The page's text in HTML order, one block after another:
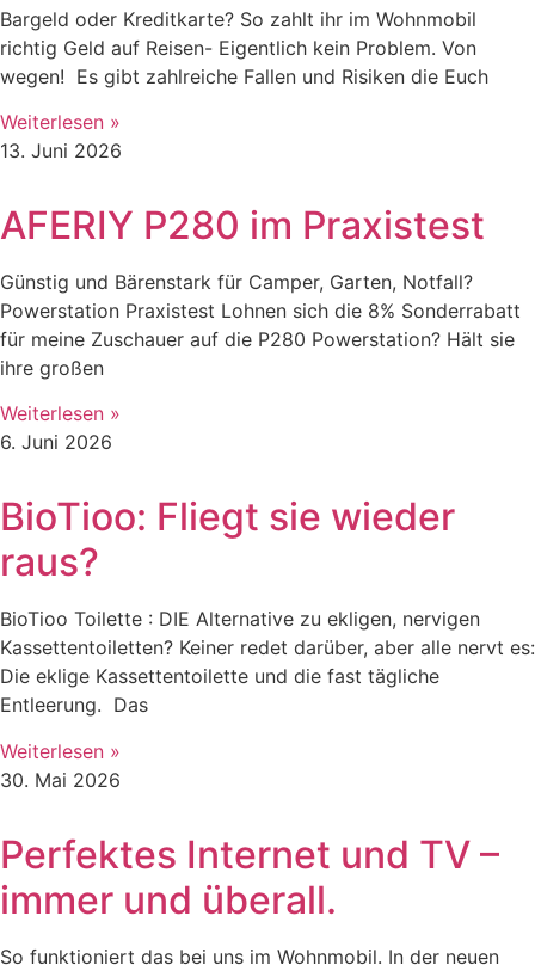
Bargeld oder Kreditkarte? So zahlt ihr im Wohnmobil
richtig Geld auf Reisen- Eigentlich kein Problem. Von
wegen! Es gibt zahlreiche Fallen und Risiken die Euch
Weiterlesen »
13. Juni 2026
AFERIY P280 im Praxistest
Günstig und Bärenstark für Camper, Garten, Notfall?
Powerstation Praxistest Lohnen sich die 8% Sonderrabatt
für meine Zuschauer auf die P280 Powerstation? Hält sie
ihre großen
Weiterlesen »
6. Juni 2026
BioTioo: Fliegt sie wieder
raus?
BioTioo Toilette : DIE Alternative zu ekligen, nervigen
Kassettentoiletten? Keiner redet darüber, aber alle nervt es:
Die eklige Kassettentoilette und die fast tägliche
Entleerung. Das
Weiterlesen »
30. Mai 2026
Perfektes Internet und TV –
immer und überall.
So funktioniert das bei uns im Wohnmobil. In der neuen